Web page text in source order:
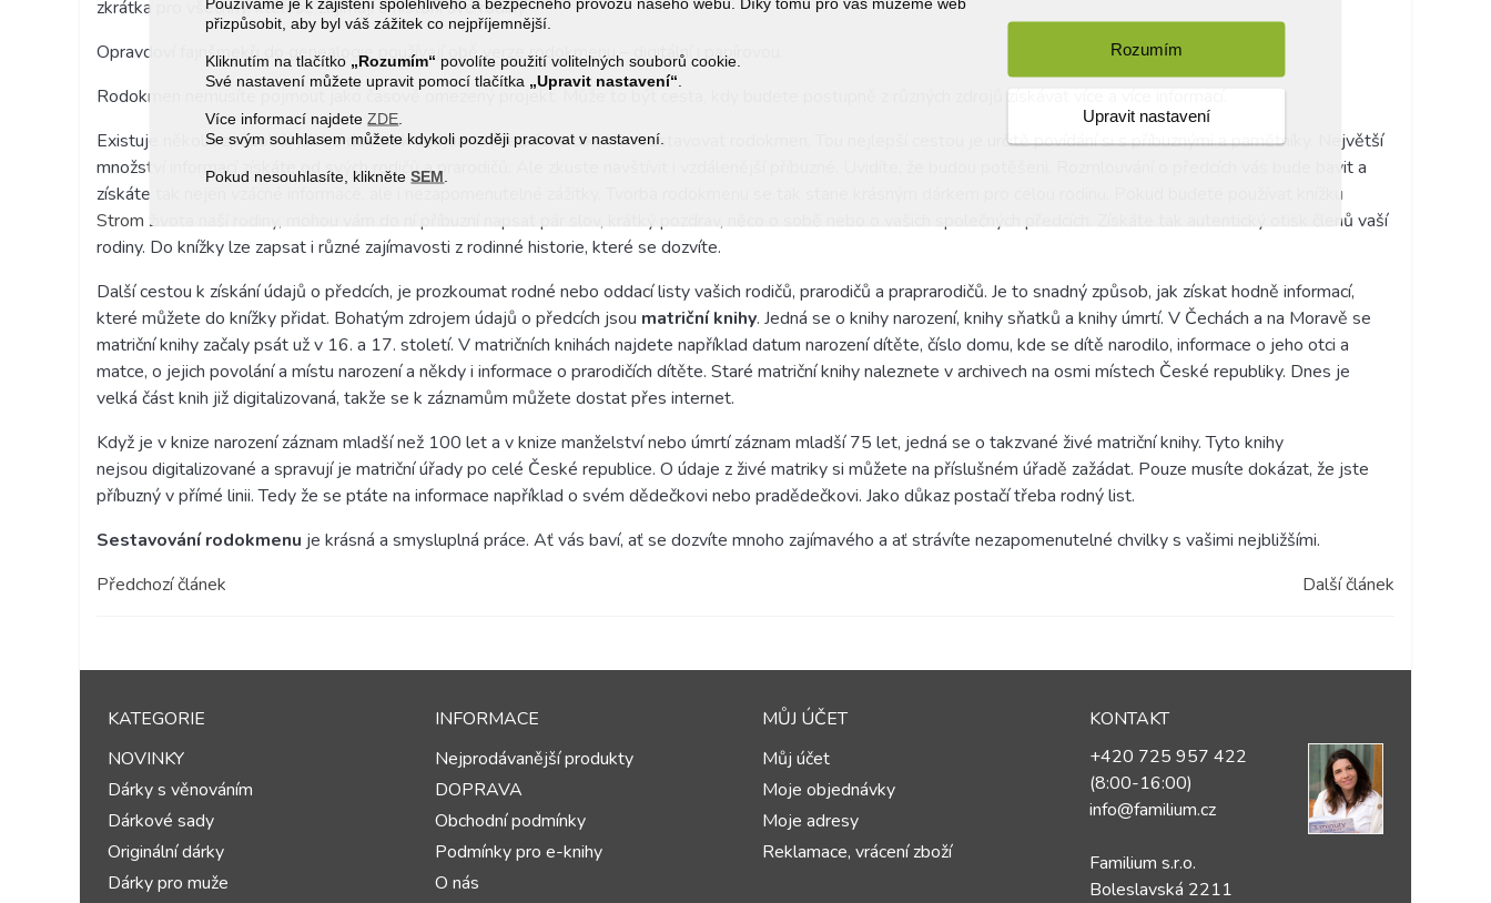
přizpůsobit, aby byl váš zážitek co nejpříjemnější.
Kliknutím na tlačítko „Rozumím“ povolíte použití volitelných souborů cookie.
Své nastavení můžete upravit pomocí tlačítka „Upravit nastavení“
Více informací najdeteZDE
Se svým souhlasem můžete kdykoli později pracovat v nastavení.
Pokud nesouhlasíte, klikněteSEM
Rozumím
Upravit nastavení
zkrátka pro všechny, kteří se zajímají o historii své rodiny.
Opravdoví fajnšmekři do genealogie používají obě verze rodokmenu – digitální i papírovou.
Rodokmen nemusíte pojmout jako časově omezený projekt. Může to být cesta, kdy budete postupně z různých zdrojů získávat více a více informací.
Existuje několik způsobů, jak se dostat k údajům o předcích a díky nim sestavovat rodokmen. Tou nejlepší cestou je určitě povídání si s příbuznými a pamětníky. Největší
množství informací získáte od svých rodičů a prarodičů. Ale zkuste navštívit i vzdálenější příbuzné. Uvidíte, že budou potěšeni. Rozmlouvání o předcích vás bude bavit a
získáte tak nejen vzácné informace, ale i nezapomenutelné zážitky. Tvorba rodokmenu se tak stane krásným
. Pokud budete používat knížku
Strom života naší rodiny, mohou vám do ní příbuzní napsat pár slov, krátký pozdrav, něco o sobě nebo o vašich společných předcích. Získáte tak autentický otisk členů vaší
rodiny. Do knížky lze zapsat i různé zajímavosti z rodinné historie, které se dozvíte.
Další cestou k získání údajů o předcích, je prozkoumat rodné nebo oddací listy vašich rodičů, prarodičů a praprarodičů. Je to snadný způsob, jak získat hodně informací,
které můžete do knížky přidat. Bohatým zdrojem údajů o předcích jsou matriční knihy. Jedná se o knihy narození, knihy sňatků a knihy úmrtí. V Čechách a na Moravě se
matriční knihy začaly psát už v 16. a 17. století. V matričních knihách najdete například datum narození dítěte, číslo domu, kde se dítě narodilo, informace o jeho otci a
matce, o jejich povolání a místu narození a někdy i informace o prarodičích dítěte. Staré matriční knihy naleznete v archivech na osmi místech České republiky. Dnes je
velká část knih již digitalizovaná, takže se k záznamům můžete dostat přes internet.
Když je v knize narození záznam mladší než 100 let a v knize manželství nebo úmrtí záznam mladší 75 let, jedná se o takzvané živé matriční knihy. Tyto knihy
nejsou digitalizované a spravují je matriční úřady po celé České republice. O údaje z živé matriky si můžete na příslušném úřadě zažádat. Pouze musíte dokázat, že jste
příbuzný v přímé linii. Tedy že se ptáte na informace například o svém dědečkovi nebo pradědečkovi. Jako důkaz postačí třeba rodný list.
Sestavování rodokmenu je krásná a smysluplná práce. Ať vás baví, ať se dozvíte mnoho zajímavého a ať strávíte nezapomenutelné chvilky s vašimi nejbližšími.
Předchozí článek
Další článek
KATEGORIE
NOVINKY
Dárky s věnováním
Dárkové sady
Originální dárky
Dárky pro muže
INFORMACE
Nejprodávanější produkty
DOPRAVA
Obchodní podmínky
Podmínky pro e-knihy
O nás
MŮJ ÚČET
Můj účet
Moje objednávky
Moje adresy
Reklamace, vrácení zboží
KONTAKT
+420 725 957 422
(8:00-16:00)
info@familium.cz
Familium s.r.o.
Boleslavská 2211